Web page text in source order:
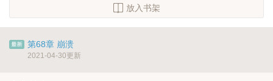
放入书架
第68章 崩溃
2021-04-30更新